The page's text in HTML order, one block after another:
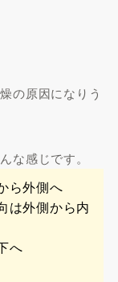
の原因になりう
な感じです。
ら外側へ
は外側から内
へ